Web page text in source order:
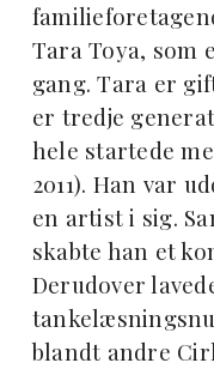
Tara Toya, som
gang. Tara er
er tredje
hele startede
2011). Han var
en artist i sig.
skabte han et
Derudover
blandt andre